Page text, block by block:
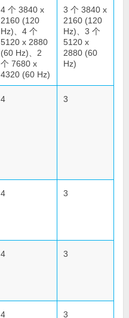
4 个 3840 x
2160 (120
Hz)、4 个
5120 x 2880
(60 Hz)、2
个 7680 x
4320 (60 Hz)
3 个 3840 x
2160 (120
Hz)、3 个
5120 x
2880 (60
Hz)
4 3
4 3
4 3
4 3